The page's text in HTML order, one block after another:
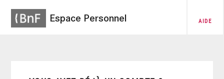
Espace Personnel AIDE